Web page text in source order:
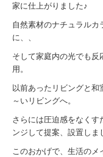
家に仕上がりました♪
自然素材のナチュラル
に、、
そして家庭内の光でも
用。
以前あったリビングと
～いリビングへ。
さらには圧迫感をなく
ンジして提案、設置しま
このおかげで、生活の